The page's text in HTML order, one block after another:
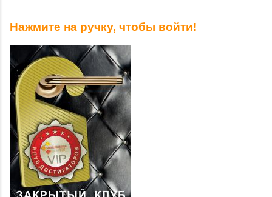
Нажмите на ручку, чтобы войти!